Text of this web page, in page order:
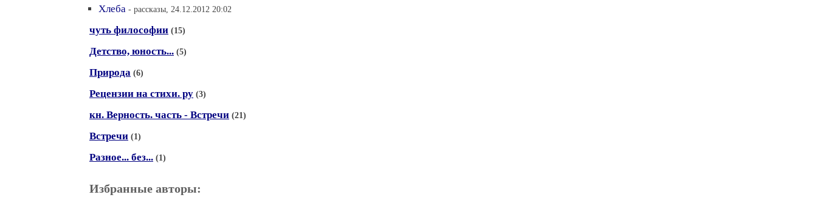
Хлеба - рассказы, 24.12.2012 20:02
чуть философии (15)
Детство, юность... (5)
Природа (6)
Рецензии на стихи. ру (3)
кн. Верность. часть - Встречи (21)
Встречи (1)
Разное... без... (1)
Избранные авторы: